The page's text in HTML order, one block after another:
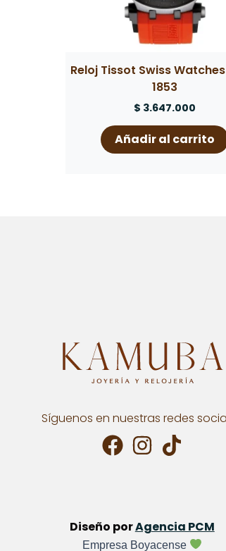
Reloj Tissot Swiss
1853
$ 3.647.000
Añadir al carrito
Síguenos en nuestras redes
Diseño porAgencia PCM
Empresa Boyacense